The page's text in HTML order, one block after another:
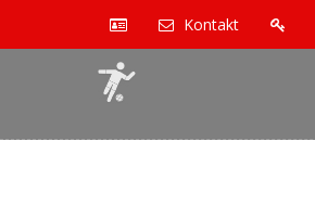
Kontakt